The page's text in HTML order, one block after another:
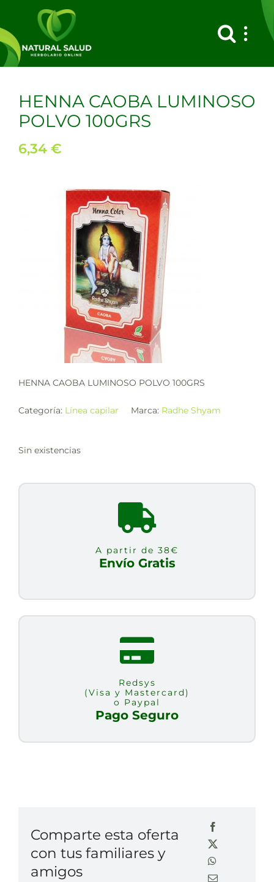
contenido
HENNA CAOBA LUMINOSO
POLVO 100GRS
6,34 €
HENNA CAOBA LUMINOSO POLVO 100GRS
Categoría: Línea capilar Marca: Radhe Shyam
Sin existencias
A partir de 38€
Envío Gratis
Redsys
(Visa y Mastercard)
o Paypal
Pago Seguro
Comparte esta oferta
con tus familiares y
amigos